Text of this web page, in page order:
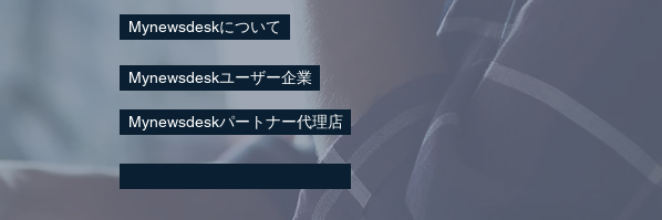
Mynewsdeskについて
Mynewsdeskユーザー企業
Mynewsdeskパートナー代理店